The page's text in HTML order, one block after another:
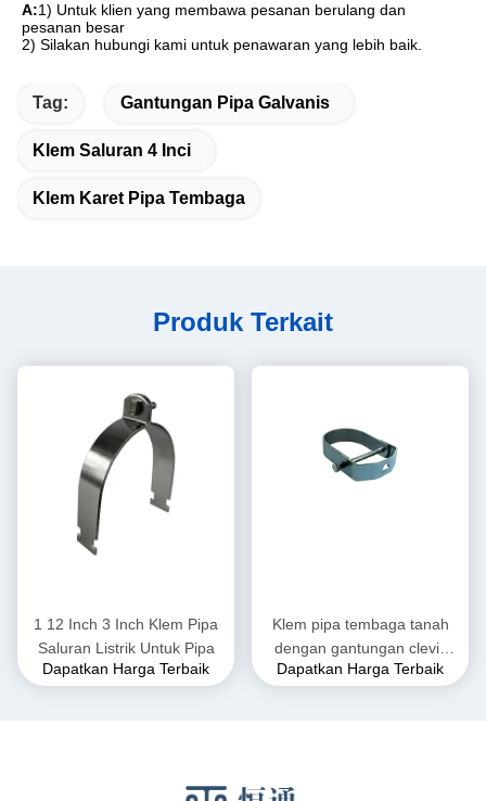
A:1) Untuk klien yang membawa pesanan berulang dan
pesanan besar
2) Silakan hubungi kami untuk penawaran yang lebih baik.
Tag: Gantungan Pipa Galvanis
Klem Saluran 4 Inci
Klem Karet Pipa Tembaga
Produk Terkait
1 12 Inch 3 Inch Klem Pipa
Saluran Listrik Untuk Pipa
Dapatkan Harga Terbaik
Klem pipa tembaga tanah
dengan gantungan clevis
karet yang dapat
Dapatkan Harga Terbaik